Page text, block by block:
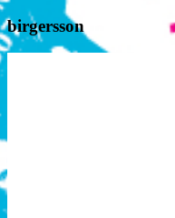
birgersson